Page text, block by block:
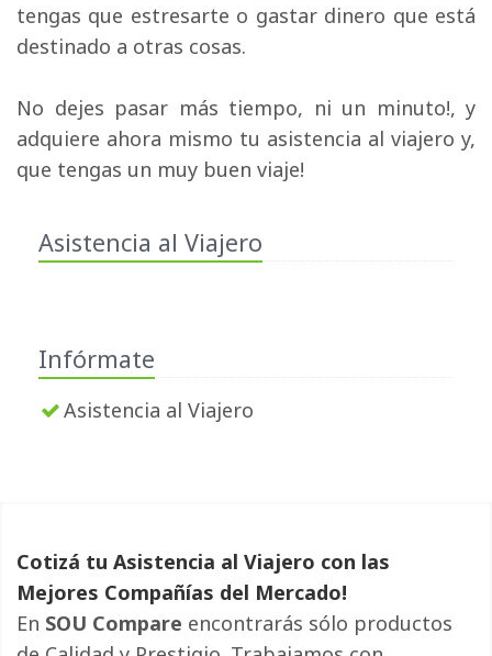
tengas que estresarte o gastar dinero que está
destinado a otras cosas.
No dejes pasar más tiempo, ni un minuto!, y
adquiere ahora mismo tu asistencia al viajero y,
que tengas un muy buen viaje!
Asistencia al Viajero
Infórmate
Asistencia al Viajero
Cotizá tu Asistencia al Viajero con las
Mejores Compañías del Mercado!
En SOU Compare encontrarás sólo productos